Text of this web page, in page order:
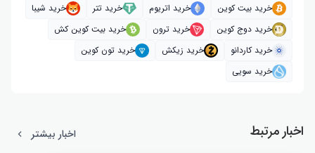
خرید بیت کوین خرید اتریوم خرید تتر
خرید شیبا
خرید دوج کوین
خرید ترون
خرید بیت کوین کش
خرید کاردانو
خرید زیکش
خرید تون کوین
خرید سویی
اخبار مرتبط اخبار بیشتر